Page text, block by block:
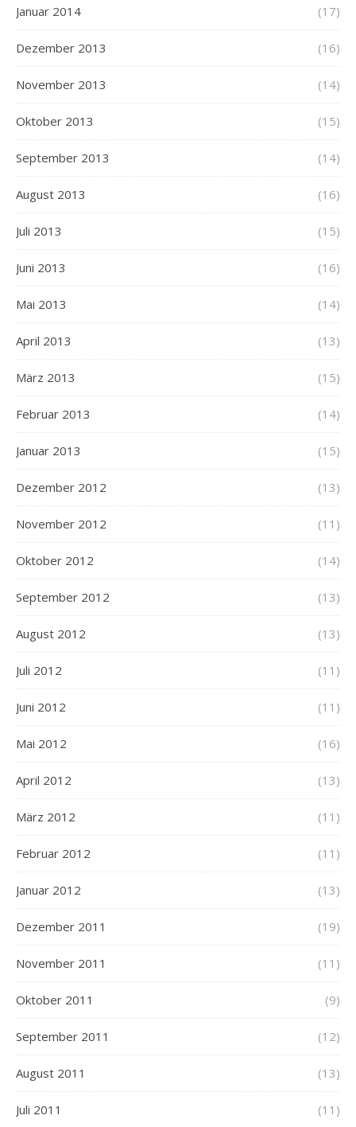
Januar 2014 (17)
Dezember 2013 (16)
November 2013 (14)
Oktober 2013 (15)
September 2013 (14)
August 2013 (16)
Juli 2013 (15)
Juni 2013 (16)
Mai 2013 (14)
April 2013 (13)
März 2013 (15)
Februar 2013 (14)
Januar 2013 (15)
Dezember 2012 (13)
November 2012 (11)
Oktober 2012 (14)
September 2012 (13)
August 2012 (13)
Juli 2012 (11)
Juni 2012 (11)
Mai 2012 (16)
April 2012 (13)
März 2012 (11)
Februar 2012 (11)
Januar 2012 (13)
Dezember 2011 (19)
November 2011 (11)
Oktober 2011 (9)
September 2011 (12)
August 2011 (13)
Juli 2011 (11)